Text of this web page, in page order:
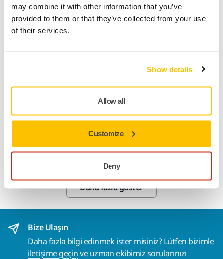
may combine it with other information that you’ve
provided to them or that they’ve collected from your use
of their services.
Show details
Allow all
Customize
Deny
Makine bilgileri & teknik özellikler
Daha fazla göster
Bize Ulaşın
Daha fazla bilgi edinmek ister misiniz? Lütfen bizimle
iletişime geçinve uzman ekibimiz sorularınızı